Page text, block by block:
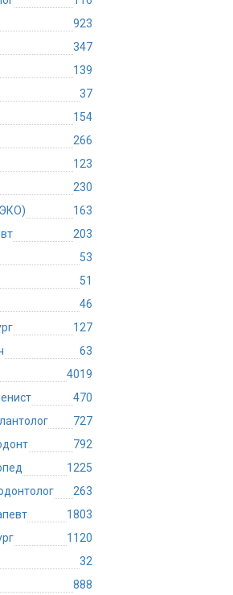
923
347
139
37
154
266
123
230
163
203
53
51
46
127
63
4019
470
727
792
1225
263
1803
1120
32
888